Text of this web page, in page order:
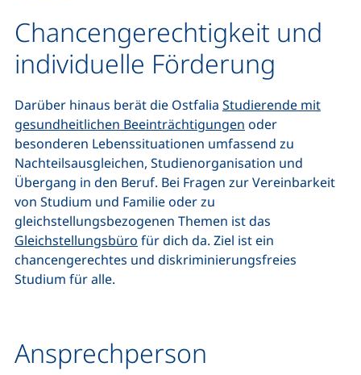
Chancengerechtigkeit und
individuelle Förderung
Darüber hinaus berät die Ostfalia Studierende mit
gesundheitlichen Beeinträchtigungen oder
besonderen Lebenssituationen umfassend zu
Nachteilsausgleichen, Studienorganisation und
Übergang in den Beruf. Bei Fragen zur Vereinbarkeit
von Studium und Familie oder zu
gleichstellungsbezogenen Themen ist das
Gleichstellungsbüro für dich da. Ziel ist ein
chancengerechtes und diskriminierungsfreies
Studium für alle.
Ansprechperson